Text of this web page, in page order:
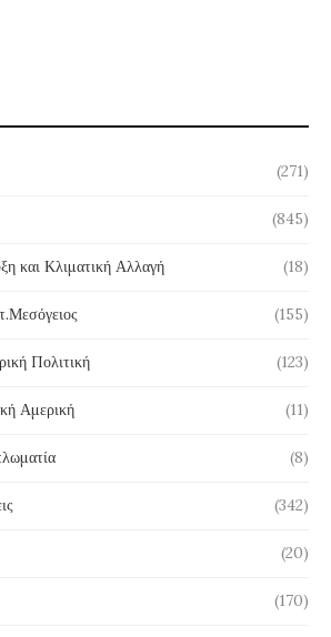
(271)
(845)
και Κλιματική Αλλαγή (18)
(155)
Πολιτική (123)
Αμερική (11)
(8)
(342)
(20)
(170)